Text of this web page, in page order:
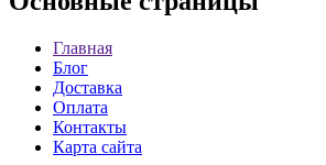
Главная
Блог
Доставка
Оплата
Контакты
Карта сайта